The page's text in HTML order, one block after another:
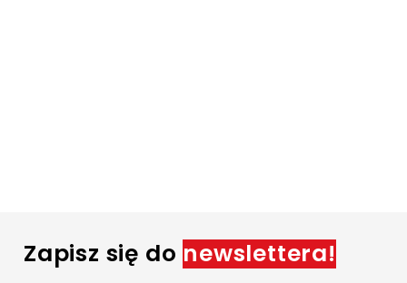
Zapisz się do newslettera!